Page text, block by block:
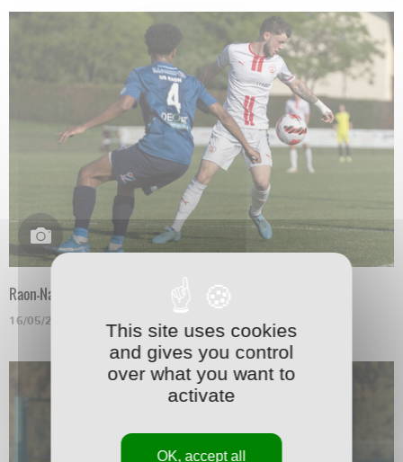
Raon-Nancy en N3
16/05/2022
This site uses cookies
and gives you control
over what you want to
activate
OK, accept all